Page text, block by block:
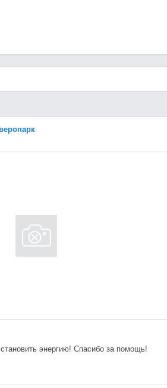
энергию! Спасибо за помощь!